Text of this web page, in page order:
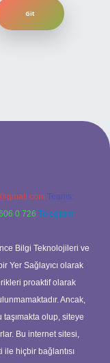
Teams:
0 726 Telegram:
Bilgi Teknolojileri ve
Yer Sağlayıcı olarak
proaktif olarak
Ancak,
olup, siteye
Bu internet sitesi,
ile hiçbir bağlantısı